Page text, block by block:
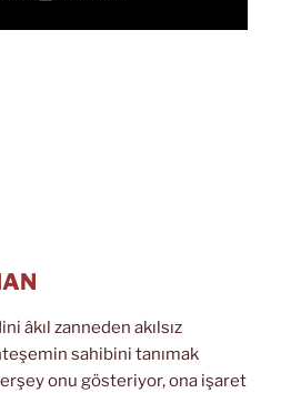
âkıl zanneden akılsız
sahibini tanımak
onu gösteriyor, ona işaret